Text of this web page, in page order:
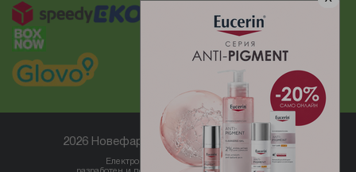
2026 Новефарм ® Всички права запазени
Електронен магазин